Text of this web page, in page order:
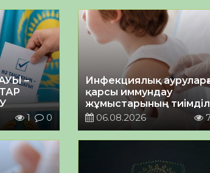
–
1 0
Инфекциялық
қарсы иммундау
жұмыстарының
06.08.2026